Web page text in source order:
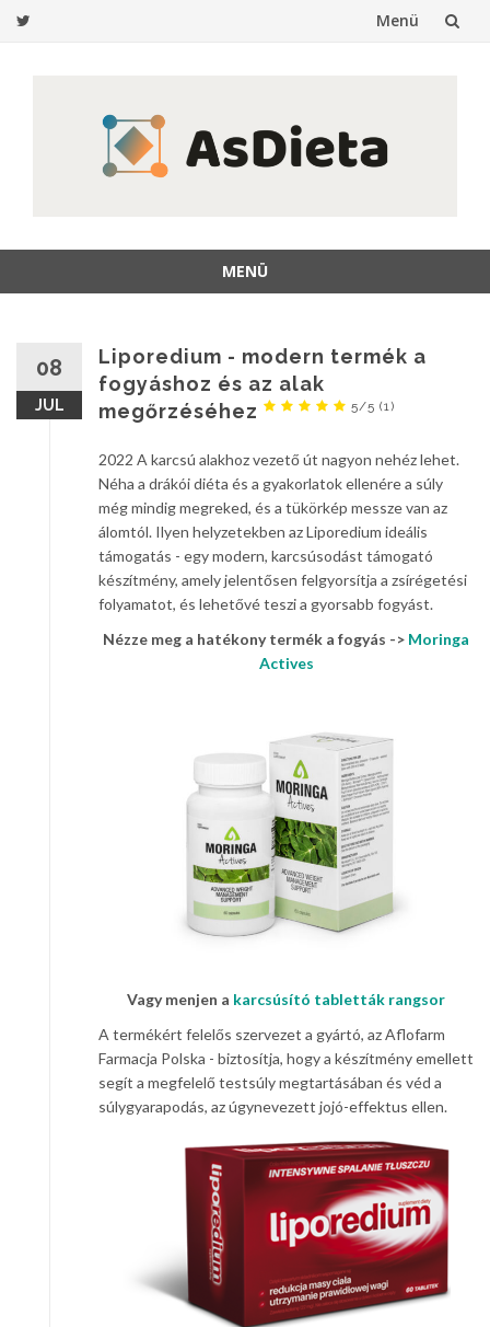
Menü
MENÜ
08
JUL
Liporedium - modern termék a
fogyáshoz és az alak
megőrzéséhez
5/5 (1)
2022 A karcsú alakhoz vezető út nagyon nehéz lehet.
Néha a drákói diéta és a gyakorlatok ellenére a súly
még mindig megreked, és a tükörkép messze van az
álomtól. Ilyen helyzetekben az Liporedium ideális
támogatás - egy modern, karcsúsodást támogató
készítmény, amely jelentősen felgyorsítja a zsírégetési
folyamatot, és lehetővé teszi a gyorsabb fogyást.
Nézze meg a hatékony termék a fogyás -> Moringa
Actives
Vagy menjen a karcsúsító tabletták rangsor
A termékért felelős szervezet a gyártó, az Aflofarm
Farmacja Polska - biztosítja, hogy a készítmény emellett
segít a megfelelő testsúly megtartásában és véd a
súlygyarapodás, az úgynevezett jojó-effektus ellen.